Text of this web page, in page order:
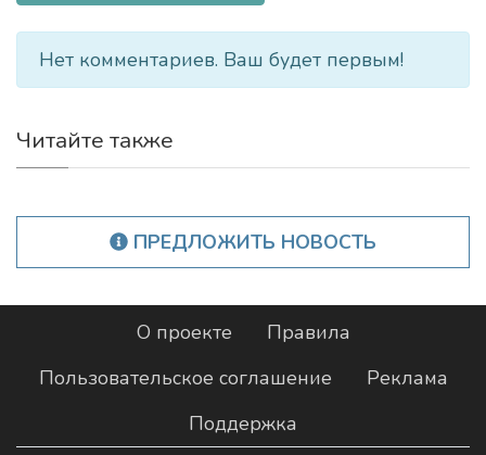
Нет комментариев. Ваш будет первым!
Читайте также
ПРЕДЛОЖИТЬ НОВОСТЬ
О проекте
Правила
Пользовательское соглашение
Реклама
Поддержка